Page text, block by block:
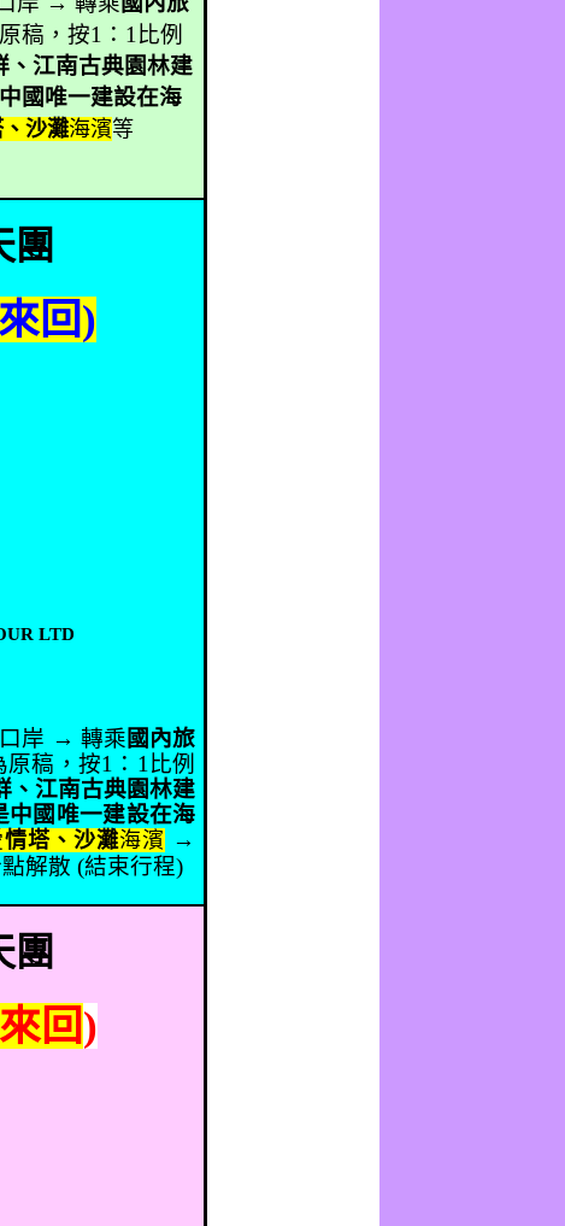
稿，按1 ： 1 比例
、江南古典園林建
國唯一建設在海
沙灘海濱等
團
回)
LTD
岸 → 轉乘國內旅
原稿，按1 ： 1 比例
、江南古典園林建
中國唯一建設在海
情塔、沙灘海濱 →
點解散(結束行程)
團
回)